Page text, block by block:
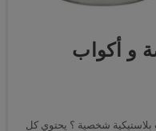
و أكواب
بلاستيكية شخصية ؟ يحتوي كل